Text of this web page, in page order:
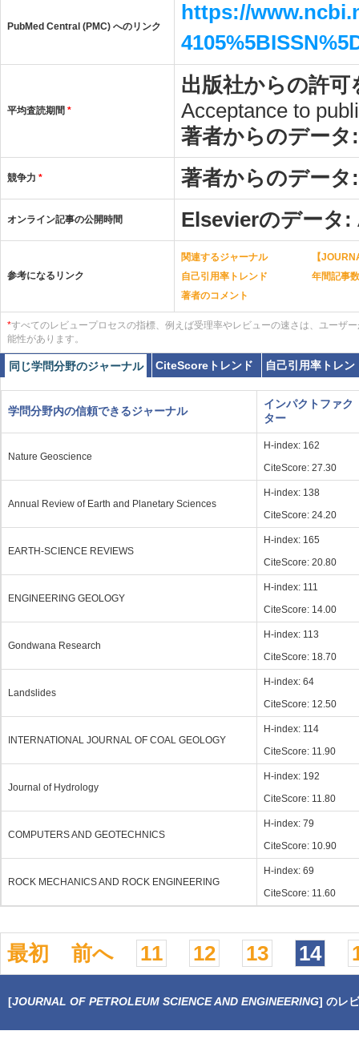
PubMed Central (PMC) へのリンク
https://
平均査読期間 *
出版社からの許
Acceptance to
著者からのデー
競争力 * 著者からのデー
オンライン記事の公開時間 Elsevierのデータ:
参考になるリンク
関連するジャーナル
【
自己引用率トレンド
年間記事
著者のコメント
*すべてのレビュープロセスの指標、例えば受理率やレビューの速さは、ユーザ
能性があります。
同じ学問分野のジャーナル CiteScoreトレンド 自己引用率トレン
学問分野内の信頼できるジャーナル
インパクトファク
ター
Nature Geoscience
H-index: 162
CiteScore: 27.30
Annual Review of Earth and Planetary Sciences
H-index: 138
CiteScore: 24.20
EARTH-SCIENCE REVIEWS
H-index: 165
CiteScore: 20.80
ENGINEERING GEOLOGY
H-index: 111
CiteScore: 14.00
Gondwana Research
H-index: 113
CiteScore: 18.70
Landslides
H-index: 64
CiteScore: 12.50
INTERNATIONAL JOURNAL OF COAL GEOLOGY
H-index: 114
CiteScore: 11.90
Journal of Hydrology
H-index: 192
CiteScore: 11.80
COMPUTERS AND GEOTECHNICS
H-index: 79
CiteScore: 10.90
ROCK MECHANICS AND ROCK ENGINEERING
H-index: 69
CiteScore: 11.60
最初 前へ 11 12 13 14
[JOURNAL OF PETROLEUM SCIENCE AND ENGINEERING] のレ